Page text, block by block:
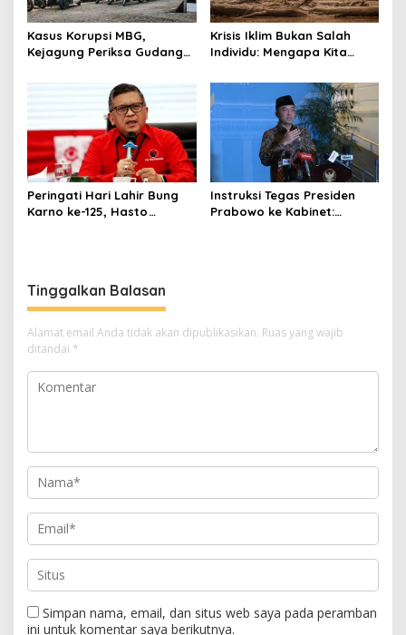
Kasus Korupsi MBG,
Kejagung Periksa Gudang
BGN
Krisis Iklim Bukan Salah
Individu: Mengapa Kita
“Tanggung Jawab
Pribadi”?
Peringati Hari Lahir Bung
Karno ke-125, Hasto
Instruksi Tegas Presiden
Prabowo ke Kabinet:
Tinggalkan Balasan
Alamat email Anda tidak akan dipublikasikan. Ruas yang wajib
ditandai *
Simpan nama, email, dan situs web saya pada peramban
ini untuk komentar saya berikutnya.